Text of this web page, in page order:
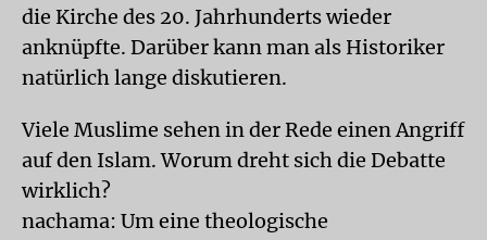
die Kirche des 20. Jahrhunderts wieder
anknüpfte. Darüber kann man als Historiker
natürlich lange diskutieren.
Viele Muslime sehen in der Rede einen Angriff
auf den Islam. Worum dreht sich die Debatte
wirklich?
nachama: Um eine theologische